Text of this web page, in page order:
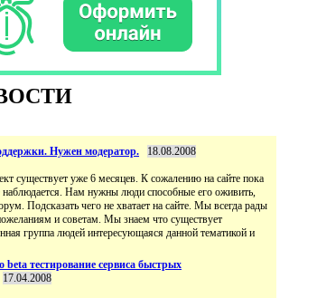
Нужен модератор. 18.08.2008
существует уже 6 месяцев. К сожалению на сайте пока
наблюдается. Нам нужны люди способные его оживить,
Подсказать чего не хватает на сайте. Мы всегда рады
и советам. Мы знаем что существует
группа людей интересующаяся данной тематикой и
тестирование сервиса быстрых
17.04.2008